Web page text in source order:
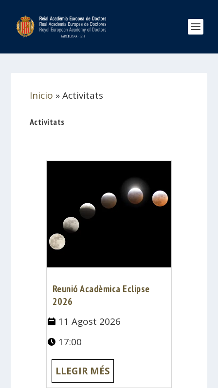
Inicio »Activitats
Activitats
Reunió Acadèmica Eclipse
2026
11 Agost 2026
17:00
LLEGIR MÉS